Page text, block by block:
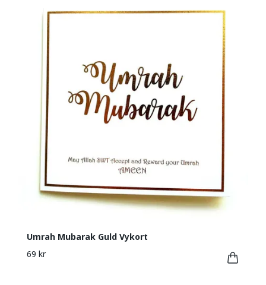
Umrah Mubarak Guld Vykort
69 kr